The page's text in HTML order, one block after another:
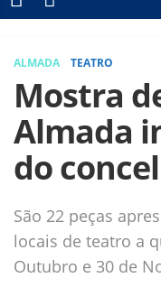
ALMADA TEATRO
Mostra
Almada
do
São 22 peças
locais de teatro a
Outubro e 30 de